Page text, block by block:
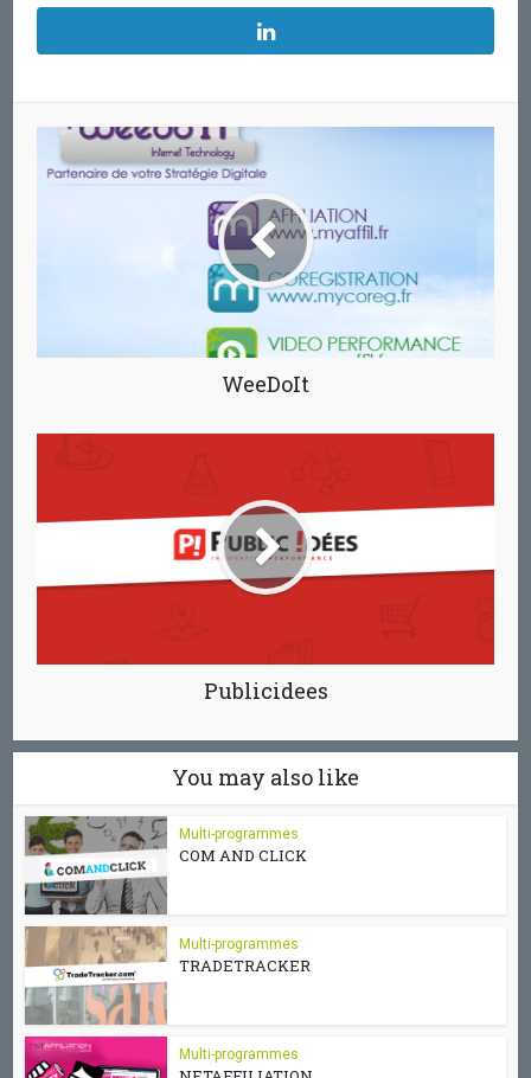
WeeDoIt
Publicidees
You may also like
Multi-programmes
COM AND CLICK
Multi-programmes
TRADETRACKER
Multi-programmes